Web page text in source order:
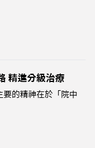
精進分級治療
要的精神在於「院中